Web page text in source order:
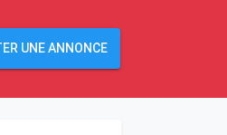
UNE ANNONCE